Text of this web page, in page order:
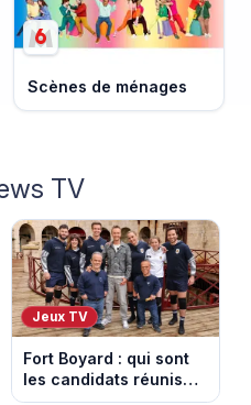
Scènes de ménages
TV
Jeux TV
Fort Boyard : qui sont
les candidats réunis
par Cyril Féraud ce